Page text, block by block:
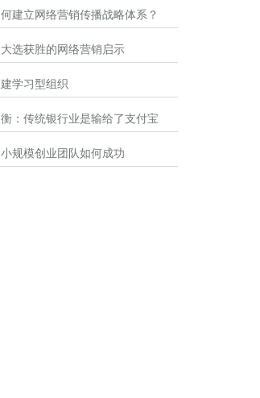
建立网络营销传播战略体系？
选获胜的网络营销启示
学习型组织
：传统银行业是输给了支付宝
规模创业团队如何成功